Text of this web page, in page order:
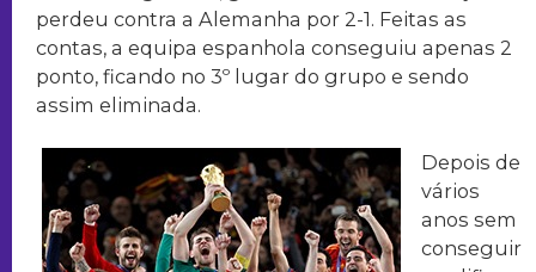
perdeu contra a Alemanha por 2-1. Feitas as
contas, a equipa espanhola conseguiu apenas 2
ponto, ficando no 3º lugar do grupo e sendo
assim eliminada.
Depois de
vários
anos sem
conseguir